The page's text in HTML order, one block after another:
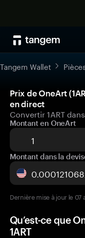
Tangem Wallet
Prix de OneArt
en direct
Convertir 1ART
Montant en OneArt
Montant dans la
Dernière mise à jour le 07
Qu’est-ce que
1ART